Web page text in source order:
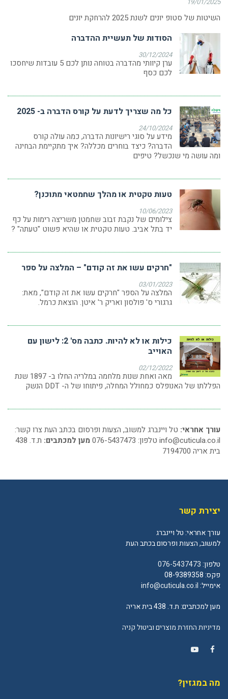
השיטות של סטופ יונים לשנת 2025 להרחקת יונים
הסודות של תעשיית ההדברה
30/12/2024
ערן קיוותי מהדברה בטוחה נותן לכם 5 עובדות שיחסכו
לכם כסף
כל מה שצריך לדעת על קורס הדברה ב- 2025
24/10/2024
מידע על סוגי רישיונות הדברה, כמה עולה קורס
הדברה? כיצד בוחרים מכללה? איך מתקיימת הבחינה
ומה עושה מי שנכשל? טיפים
טעות טקטית או מהלך שחמטאי מתוכנן?
10/06/2023
צילומים של נקבת זבוב שחמטן משריצה רימות על כף
יד בתל אביב. טעות טקטית או שהיא פשוט "טעתה" ?
"חרקים עשו את זה קודם" – המלצה על ספר
03/01/2023
המלצה על הספר "חרקים עשו את זה קודם", מאת:
גרגורי ס' פולסון ואריק ר' איטן. הוצאת כרמל.
כילות או לא להיות. כתבה מס' 2: לישון עם
האוייב
02/12/2022
מאה ואחת שנות מלחמה במלריה החלו ב- 1897 שנת
הפללתו של האנופלס כמחולל המחלה, פיתוחו של ה- DDT הנשק
עורך אחראי: טל ויינברג למשוב, הצעות ופרסום בכתב העת צרו קשר:
info@cuticula.co.il טלפון: 076-5437473 מען למכתבים:
ת.ד. 438
בית אריה 7194700
יצירת קשר
עורך אחראי: טל ויינברג
למשוב, הצעות ופרסום בכתב העת
טלפון:076-5437473
פקס: 08-9389358
אימייל:info@cuticula.co.il
מען למכתבים: ת.ד. 438 בית אריה
מדיניות החזרת מוצרים וביטול קניה
מה במגזין?